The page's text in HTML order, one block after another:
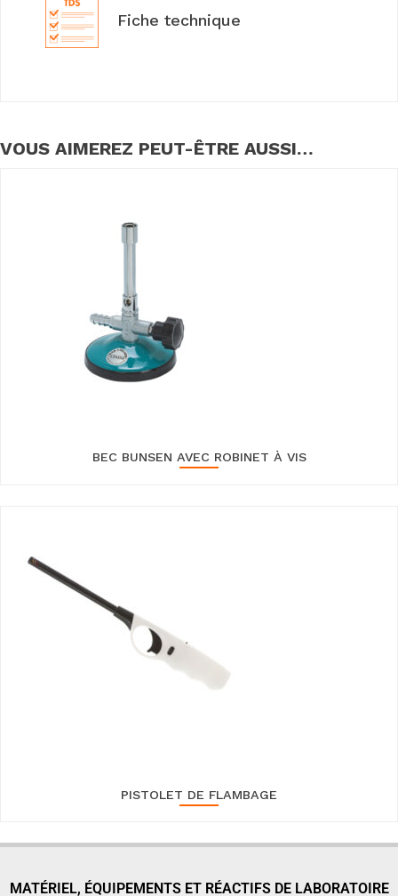
Fiche technique
VOUS AIMEREZ PEUT-ÊTRE AUSSI…
BEC BUNSEN AVEC ROBINET À VIS
PISTOLET DE FLAMBAGE
MATÉRIEL, ÉQUIPEMENTS ET RÉACTIFS DE LABORATOIRE